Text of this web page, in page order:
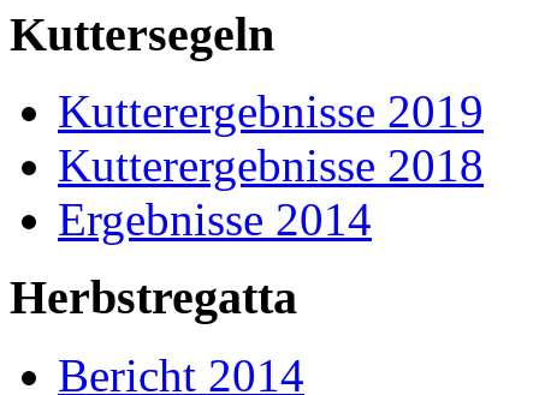
Kuttersegeln
Kutterergebnisse 2019
Kutterergebnisse 2018
Ergebnisse 2014
Herbstregatta
Bericht 2014